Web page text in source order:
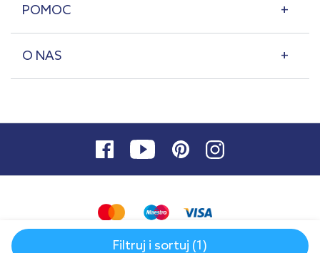
POMOC
O NAS
Filtruj i sortuj (1)